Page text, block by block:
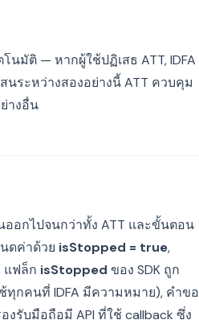
มัติ — หากผู้ใช้ปฏิเสธ ATT, IDFA
นระหว่างสองอย่างนี้ ATT ควบคุม
างอื่น
ออกไปจนกว่าทั้ง ATT และขั้นตอน
ดค่าด้วย isStopped = true,
แฟล็ก isStopped ของ SDK ถูก
ทุกคนที่ IDFA มีความหมาย), คำขอ
รับมือถือมี API ที่ใช้ callback ซึ่ง